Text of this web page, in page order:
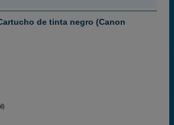
de tinta negro (Canon